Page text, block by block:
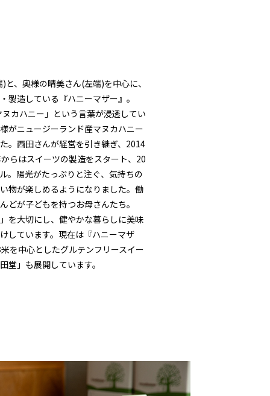
、奥様の晴美さん(左端)を中心に、
製造している『ハニーマザー』。
カハニー」という言葉が浸透してい
がニュージーランド産マヌカハニー
。西田さんが経営を引き継ぎ、2014
らはスイーツの製造をスタート、20
。陽光がたっぷりと注ぐ、気持ちの
物が楽しめるようになりました。働
どが子どもを持つお母さんたち。
を大切にし、健やかな暮らしに美味
しています。現在は『ハニーマザ
を中心としたグルテンフリースイー
堂」も展開しています。